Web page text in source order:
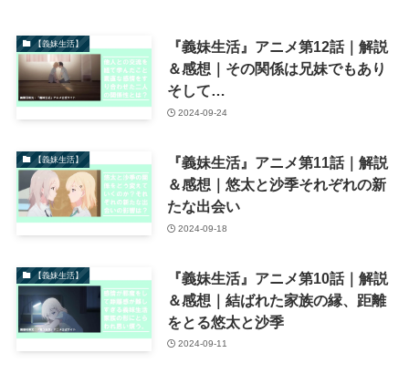
【義妹生活】
『義妹生活』アニメ第12話｜解説
＆感想｜その関係は兄妹でもあり
そして…
2024-09-24
【義妹生活】
『義妹生活』アニメ第11話｜解説
＆感想｜悠太と沙季それぞれの新
たな出会い
2024-09-18
【義妹生活】
『義妹生活』アニメ第10話｜解説
＆感想｜結ばれた家族の縁、距離
をとる悠太と沙季
2024-09-11